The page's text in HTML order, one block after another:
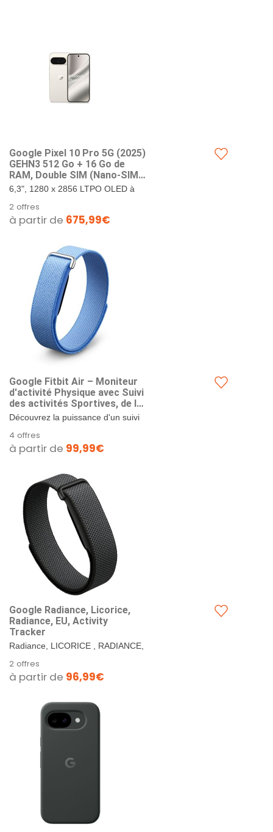
Google Pixel 10 Pro 5G (202​5)
GEHN3 512 Go + 16 Go de
RAM, Double SIM (Nano-SIM,
eSIM), Android 1​6
Smartphone débloqué en
Usine (Porcelaine)
6,3", 1280 x 2856 LTPO OLED à
Glass Victus 2. 512 Go de
stockage + 16 Go de RAM.
2 offres
à partir de 675,99€
Google Fitbit Air – Moniteur
d'activité Physique avec Suivi
des activités Sportives, de la
fréquence Cardiaque et du
Sommeil – Coaching
personnalisé optimisé par l'IA
– Lavande
Découvrez la puissance d'un suivi
Air, améliorez votre bien-être de
façon...
4 offres
à partir de 99,99€
Google Radiance, Licorice,
Radiance, EU, Activity
Tracker
Radiance, LICORICE , RADIANCE,
2 offres
à partir de 96,99€